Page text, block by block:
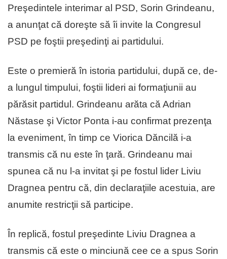
Preşedintele interimar al PSD, Sorin Grindeanu,
a anunţat că doreşte să îi invite la Congresul
PSD pe foştii preşedinţi ai partidului.
Este o premieră în istoria partidului, după ce, de-
a lungul timpului, foştii lideri ai formaţiunii au
părăsit partidul. Grindeanu arăta că Adrian
Năstase şi Victor Ponta i-au confirmat prezenţa
la eveniment, în timp ce Viorica Dăncilă i-a
transmis că nu este în ţară. Grindeanu mai
spunea că nu l-a invitat şi pe fostul lider Liviu
Dragnea pentru că, din declaraţiile acestuia, are
anumite restricţii să participe.
În replică, fostul preşedinte Liviu Dragnea a
transmis că este o minciună cee ce a spus Sorin